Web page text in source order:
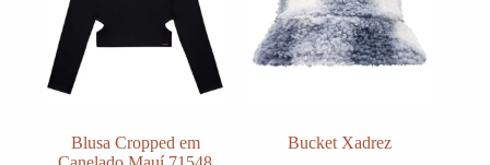
chosen
chosen
on
the
Blusa Cropped em
Bucket Xadrez